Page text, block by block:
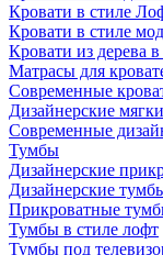
Кровати в стиле
Кровати в стиле
Кровати из дерева
Матрасы для
Современные
Дизайнерские
Современные
Тумбы
Дизайнерские
Дизайнерские
Прикроватные
Тумбы в стиле лофт
Тумбы под